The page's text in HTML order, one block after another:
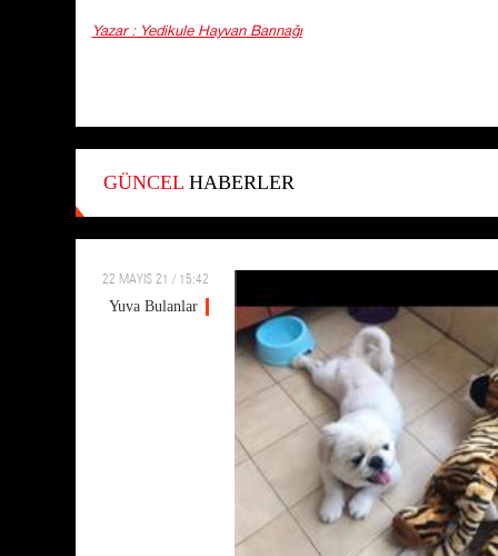
Yazar : Yedikule Hayvan Barınağı
GÜNCELHABERLER
22 MAYIS 21 / 15:42
Yuva Bulanlar